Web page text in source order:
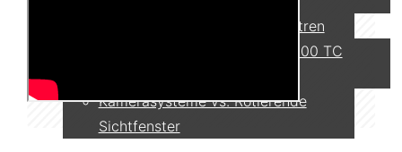
Dreh- / Fräs-Bearbeitungszentren
DMG MORI - CTX beta 800 TC
Kamerasysteme vs. Rotierende
Sichtfenster